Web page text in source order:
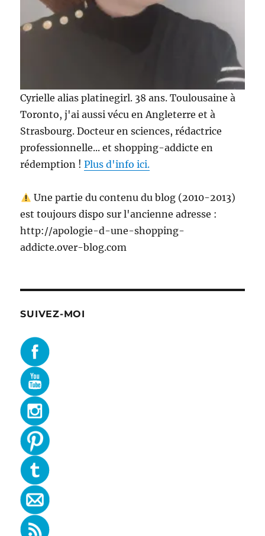
Cyrielle alias platinegirl. 38 ans. Toulousaine à
Toronto, j'ai aussi vécu en Angleterre et à
Strasbourg. Docteur en sciences, rédactrice
professionnelle... et shopping-addicte en
rédemption !Plus d'info ici.
Une partie du contenu du blog (2010-2013)
est toujours dispo sur l'ancienne adresse :
http://apologie-d-une-shopping-
addicte.over-blog.com
SUIVEZ-MOI